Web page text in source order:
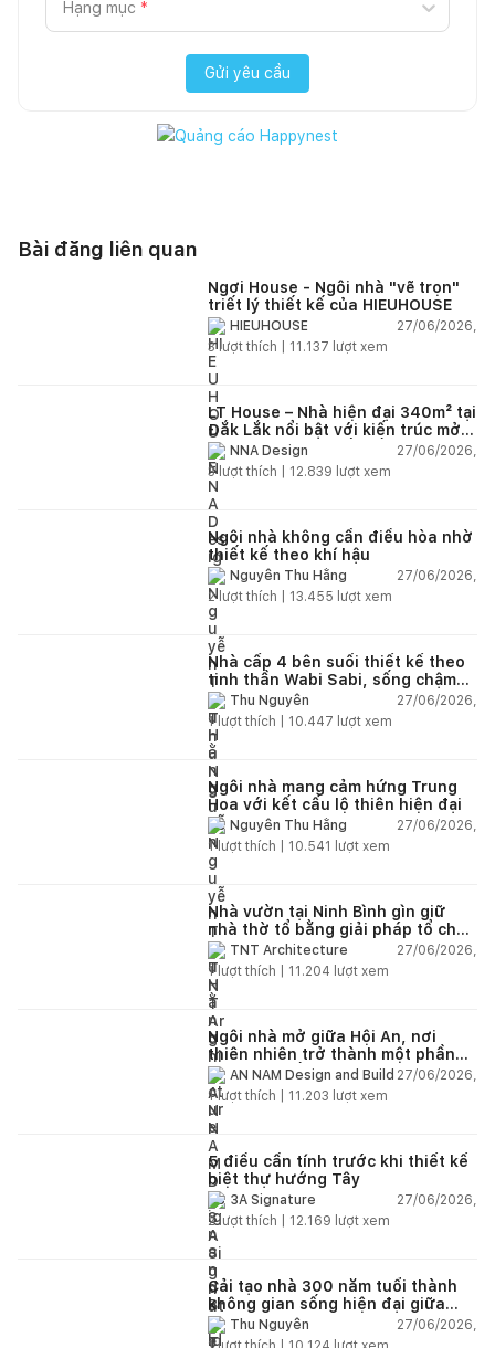
Hạng mục *
Gửi yêu cầu
Bài đăng liên quan
Ngơi House - Ngôi nhà "vẽ trọn"
triết lý thiết kế của HIEUHOUSE
HIEUHOUSE
27/06/2026,
3lượt thích | 11.137 lượt xem
LT House – Nhà hiện đại 340m² tại
Đắk Lắk nổi bật với kiến trúc mở
và hệ sân vườn kết nối thiên
nhiên
NNA Design
27/06/2026,
3lượt thích | 12.839 lượt xem
Ngôi nhà không cần điều hòa nhờ
thiết kế theo khí hậu
Nguyễn Thu Hằng
27/06/2026,
2lượt thích | 13.455 lượt xem
Nhà cấp 4 bên suối thiết kế theo
tinh thần Wabi Sabi, sống chậm
giữa thiên nhiên
Thu Nguyễn
27/06/2026,
1lượt thích | 10.447 lượt xem
Ngôi nhà mang cảm hứng Trung
Hoa với kết cấu lộ thiên hiện đại
Nguyễn Thu Hằng
27/06/2026,
1lượt thích | 10.541 lượt xem
Nhà vườn tại Ninh Bình gìn giữ
nhà thờ tổ bằng giải pháp tổ chức
lại không gian
TNT Architecture
27/06/2026,
1lượt thích | 11.204 lượt xem
Ngôi nhà mở giữa Hội An, nơi
thiên nhiên trở thành một phần
của cuộc sống
AN NAM Design and Build 27/06/2026,
1lượt thích | 11.203 lượt xem
5 điều cần tính trước khi thiết kế
biệt thự hướng Tây
3A Signature
27/06/2026,
2lượt thích | 12.169 lượt xem
Cải tạo nhà 300 năm tuổi thành
không gian sống hiện đại giữa
thiên nhiên
Thu Nguyễn
27/06/2026,